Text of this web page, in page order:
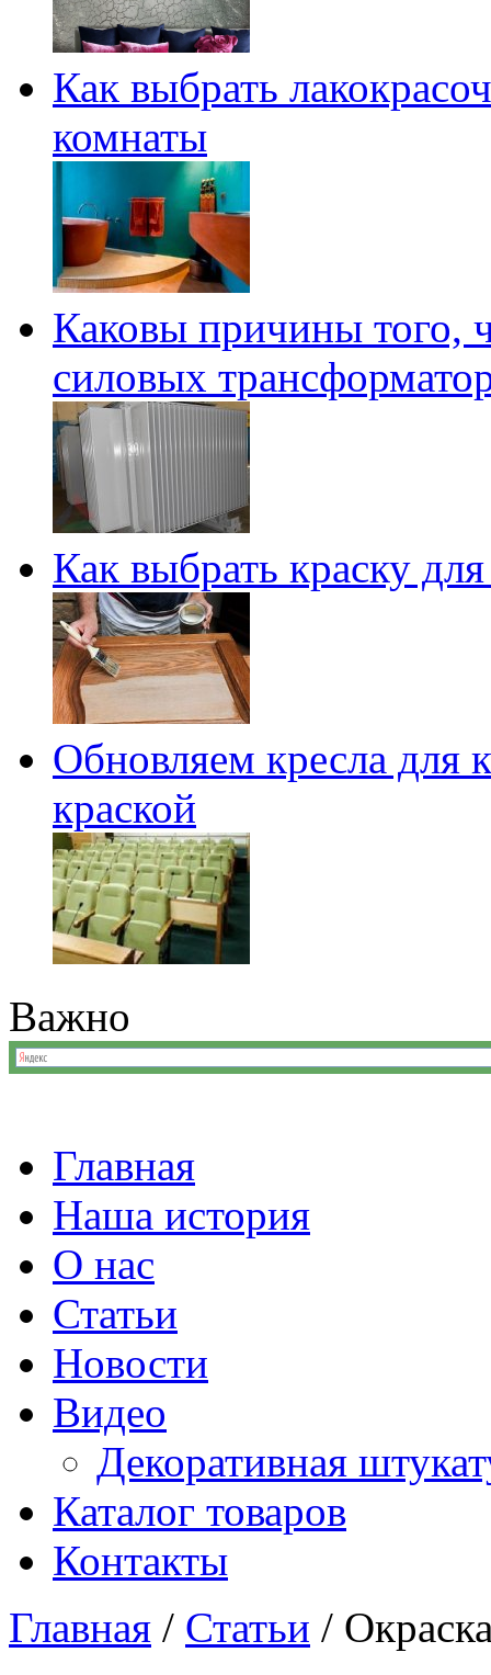
Как выбрать
комнаты
Каковы причины того,
силовых
Как выбрать краску
Обновляем кресла для
краской
Важно
Главная
Наша история
О нас
Статьи
Новости
Видео
Декоративная
Каталог товаров
Контакты
Главная / Статьи /